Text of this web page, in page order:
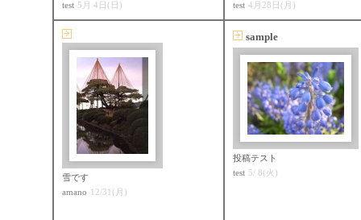
test 5月 4日(日)
test 4月28日(月)
雪です
amano 12/31(月)
sample
投稿テスト
test 5/ 8(火)